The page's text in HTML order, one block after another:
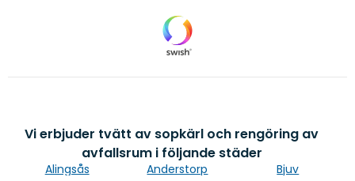
Vi erbjuder tvätt av sopkärl och rengöring av
avfallsrum i följande städer
Alingsås Anderstorp
Bjuv